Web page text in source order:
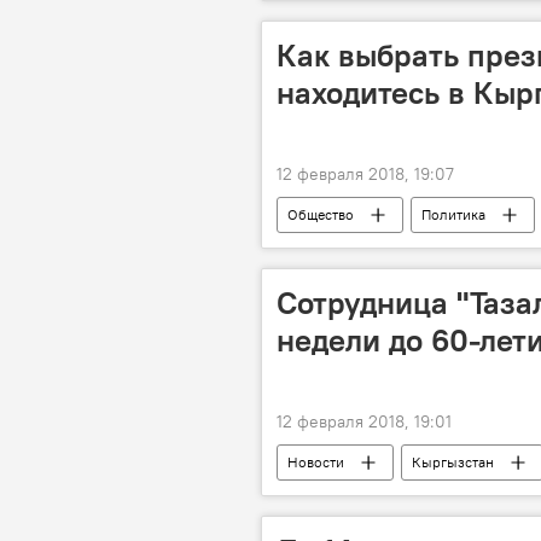
Как выбрать
находитесь в
12 февраля 2018, 19:07
Общество Политика
Инфографика
Мультимедиа
Сотрудница
недели до 60-
12 февраля 2018, 19:01
Новости Кыргызстан
автонаезд
ДТП